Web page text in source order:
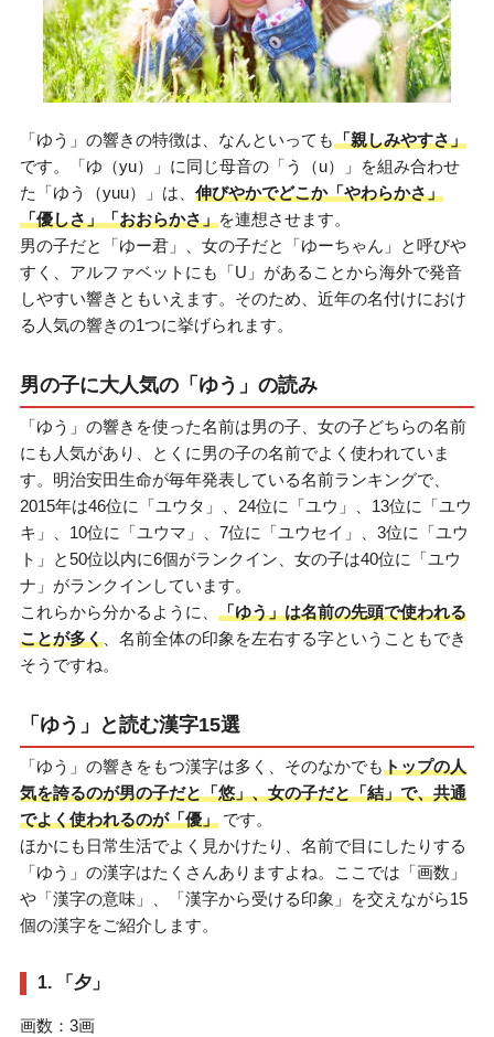
「ゆう」の響きの特徴は、なんといっても「親しみやすさ」
です。「ゆ（yu）」に同じ母音の「う（u）」を組み合わせ
た「ゆう（yuu）」は、 伸びやかでどこか「やわらかさ」
「優しさ」「おおらかさ」を連想させます。
男の子だと「ゆー君」、女の子だと「ゆーちゃん」と呼びや
すく、アルファベットにも「U」があることから海外で発音
しやすい響きともいえます。そのため、近年の名付けにおけ
る人気の響きの1つに挙げられます。
男の子に大人気の「ゆう」の読み
「ゆう」の響きを使った名前は男の子、女の子どちらの名前
にも人気があり、とくに男の子の名前でよく使われていま
す。明治安田生命が毎年発表している名前ランキングで、
2015年は46位に「ユウタ」、24位に「ユウ」、13位に「ユウ
キ」、10位に「ユウマ」、7位に「ユウセイ」、3位に「ユウ
ト」と50位以内に6個がランクイン、女の子は40位に「ユウ
ナ」がランクインしています。
これらから分かるように、 「ゆう」は名前の先頭で使われる
ことが多く、名前全体の印象を左右する字ということもでき
そうですね。
「ゆう」と読む漢字15選
「ゆう」の響きをもつ漢字は多く、そのなかでもトップの人
気を誇るのが男の子だと「悠」、女の子だと「結」で、共通
でよく使われるのが「優」です。
ほかにも日常生活でよく見かけたり、名前で目にしたりする
「ゆう」の漢字はたくさんありますよね。ここでは「画数」
や「漢字の意味」、「漢字から受ける印象」を交えながら15
個の漢字をご紹介します。
1. 「夕」
画数：3画